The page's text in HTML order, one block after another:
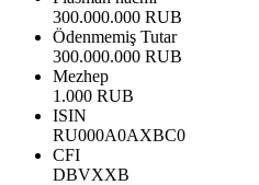
300.000.000 RUB
Ödenmemiş Tutar
300.000.000 RUB
Mezhep
1.000 RUB
ISIN
RU000A0AXBC0
CFI
DBVXXB